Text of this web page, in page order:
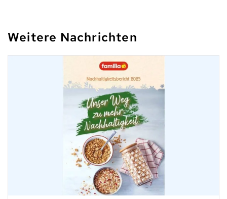
Weitere Nachrichten